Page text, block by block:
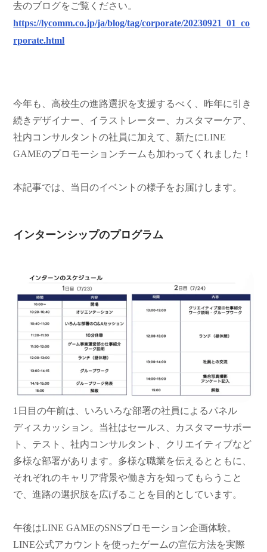
去のブログをご覧ください。
https://lycomm.co.jp/ja/blog/tag/corporate/20230921_01_co
rporate.html
今年も、高校生の進路選択を支援するべく、昨年に引き
続きデザイナー、イラストレーター、カスタマーケア、
社内コンサルタントの社員に加えて、新たにLINE
GAMEのプロモーションチームも加わってくれました！
本記事では、当日のイベントの様子をお届けします。
インターンシップのプログラム
1日目の午前は、いろいろな部署の社員によるパネル
ディスカッション。当社はセールス、カスタマーサポー
ト、テスト、社内コンサルタント、クリエイティブなど
多様な部署があります。多様な職業を伝えるとともに、
それぞれのキャリア背景や働き方を知ってもらうこと
で、進路の選択肢を広げることを目的としています。
午後はLINE GAMEのSNSプロモーション企画体験。
LINE公式アカウントを使ったゲームの宣伝方法を実際